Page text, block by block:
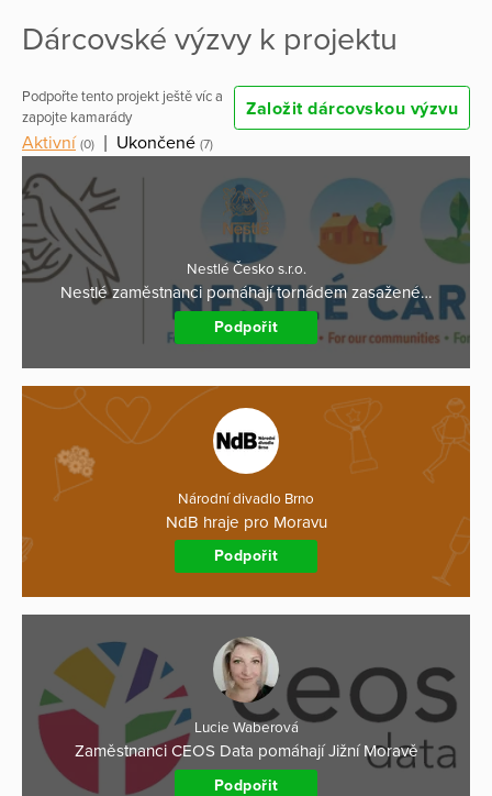
Dárcovské výzvy k projektu
Podpořte tento projekt ještě víc a
zapojte kamarády
Založit dárcovskou výzvu
Aktivní (0) Ukončené (7)
Nestlé Česko s.r.o.
Nestlé zaměstnanci pomáhají tornádem zasažené…
Podpořit
Národní divadlo Brno
NdB hraje pro Moravu
Podpořit
Lucie Waberová
Zaměstnanci CEOS Data pomáhají Jižní Moravě
Podpořit